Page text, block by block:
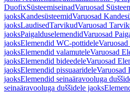
DuofixSüsteemiseinadVaruosad
jaoksKandesüsteemidVaruosad
jaoksLaudisedTarvikudVaruosad
jaoksPaigalduselemendidVaruosad
jaoksElemendid WC-pottidele
jaoksElemendid valamuteleVaruosad
jaoksElemendid bideedeleVaruosad
jaoksElemendid pissuaarideleVaruosad
jaoksElemendid seinaäravooluga
seinaäravooluga duššidele jaoks